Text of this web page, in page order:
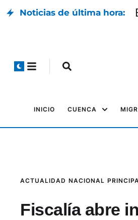
Noticias de última hora:
INICIO CUENCA
ACTUALIDAD NACIONAL
Fiscalía abre